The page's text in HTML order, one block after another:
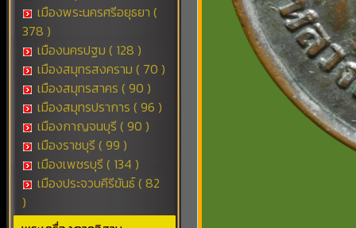
เมืองพระนครศรีอยุธยา (
378 )
เมืองนครปฐม ( 128 )
เมืองสมุทรสงคราม ( 70 )
เมืองสมุทรสาคร ( 90 )
เมืองสมุทรปราการ ( 96 )
เมืองกาญจนบุรี ( 90 )
เมืองราชบุรี ( 99 )
เมืองเพชรบุรี ( 134 )
เมืองประจวบคีรีขันธ์ ( 82
)